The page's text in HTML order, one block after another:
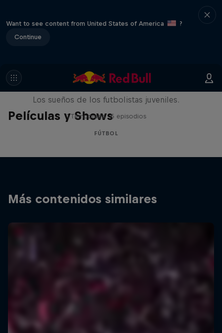
Want to see content from United States of America
?
Continue
Películas y Shows
Signed or Released
Los sueños de los futbolistas juveniles.
1 Temporada · 5 episodios
FÚTBOL
Más contenidos similares